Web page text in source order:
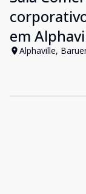
em
Alphaville,